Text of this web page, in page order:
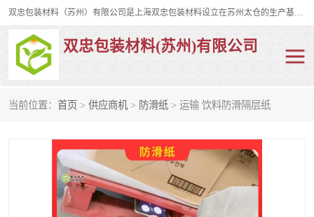
双忠包装材料（苏州）有限公司是上海双忠包装材料设立在苏州太仓的生产基地，占地约2万平米，产品主要有打孔缠绕膜，拉伸蜂窝纸，集装箱充气袋，滑托板，打包带，裹包网兜，防滑纸等箱体和托盘的运输和保护性包材。固永包材®，GooYon Pack®，是我们保护性包装材料的专属品牌。
双忠包装材料(苏州)有限公司
当前位置： 首页 > 供应商机 > 防滑纸 > 运输 饮料防滑隔层纸
裹包网兜 纤维打包带
充气袋